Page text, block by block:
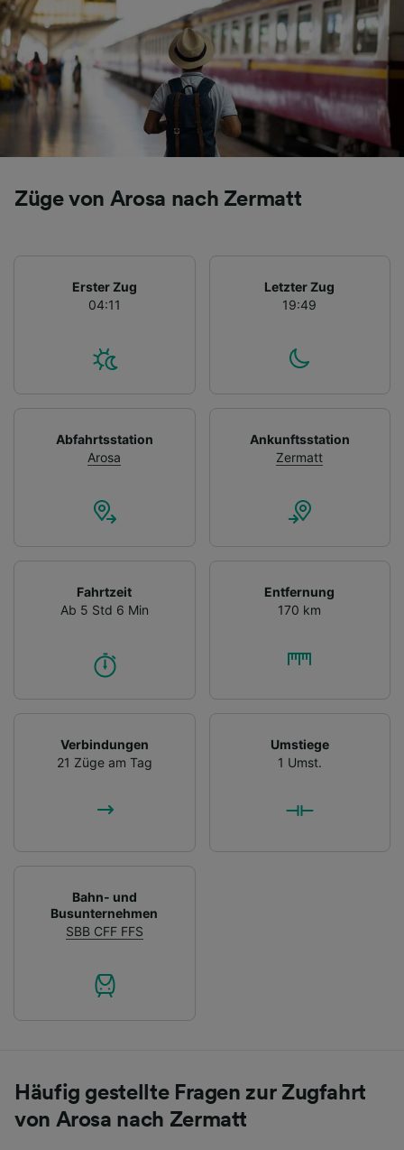
Züge von Arosa nach Zermatt
Erster Zug
04:11
Letzter Zug
19:49
Abfahrtsstation
Arosa
Ankunftsstation
Zermatt
Fahrtzeit
Ab 5 Std 6 Min
Entfernung
170 km
Verbindungen
21 Züge am Tag
Umstiege
1 Umst.
Bahn- und
Busunternehmen
SBB CFF FFS
Häufig gestellte Fragen zur Zugfahrt
von Arosa nach Zermatt
Folgendes bereitzustellen:
Verwendung genauer Standortdaten.
Endgeräteeigenschaften zur Identifikation
aktiv abfragen. Speichern von oder Zugriff auf
Informationen auf einem Endgerät.
Personalisierte Werbung und Inhalte, Messung
von Werbeleistung und der Performance von
Inhalten, Zielgruppenforschung sowie
Entwicklung und Verbesserung von
Liste der Partner (Lieferanten)